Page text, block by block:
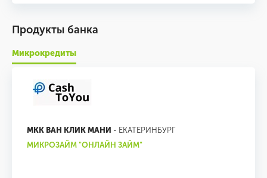
Продукты банка
Микрокредиты
МКК ВАН КЛИК МАНИ - ЕКАТЕРИНБУРГ
МИКРОЗАЙМ "ОНЛАЙН ЗАЙМ"